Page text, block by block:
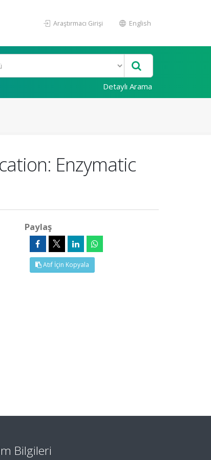
Araştırmacı Girişi English
Detaylı Arama
Enzymatic
Paylaş
Atıf İçin Kopyala
Bilgileri